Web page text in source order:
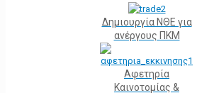
Δημιουργία ΝΘΕ για
ανέργους ΠΚΜ
Αφετηρία
Kαινοτομίας &